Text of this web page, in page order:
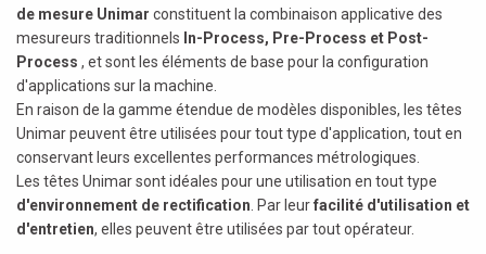
de mesure Unimar constituent la combinaison applicative des
mesureurs traditionnels In-Process, Pre-Process et Post-
Process , et sont les éléments de base pour la configuration
d'applications sur la machine.
En raison de la gamme étendue de modèles disponibles, les têtes
Unimar peuvent être utilisées pour tout type d'application, tout en
conservant leurs excellentes performances métrologiques.
Les têtes Unimar sont idéales pour une utilisation en tout type
d'environnement de rectification . Par leurfacilité d'utilisation et
d'entretien, elles peuvent être utilisées par tout opérateur.
Click here!